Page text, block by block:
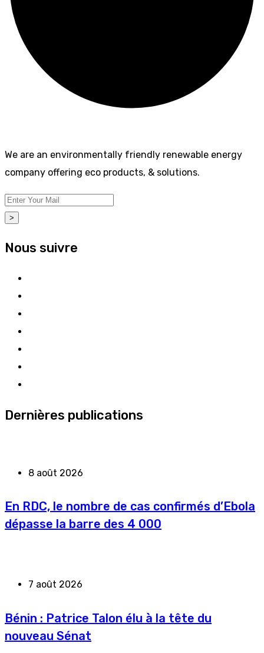
We are an environmentally friendly renewable energy
company offering eco products, & solutions.
>
Nous suivre
Dernières publications
8 août 2026
En RDC, le nombre de cas confirmés d’Ebola
dépasse la barre des 4 000
7 août 2026
Bénin : Patrice Talon élu à la tête du
nouveau Sénat